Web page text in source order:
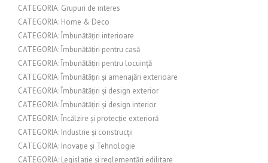
CATEGORIA: Grupuri de interes
CATEGORIA: Home & Deco
CATEGORIA: Îmbunătățiri interioare
CATEGORIA: Îmbunătățiri pentru casă
CATEGORIA: Îmbunătățiri pentru locuință
CATEGORIA: Îmbunătățiri și amenajări exterioare
CATEGORIA: Îmbunătățiri și design exterior
CATEGORIA: Îmbunătățiri și design interior
CATEGORIA: Încălzire și protecție exterioră
CATEGORIA: Industrie și construcții
CATEGORIA: Inovație și Tehnologie
CATEGORIA: Legislație și reglementări edilitare